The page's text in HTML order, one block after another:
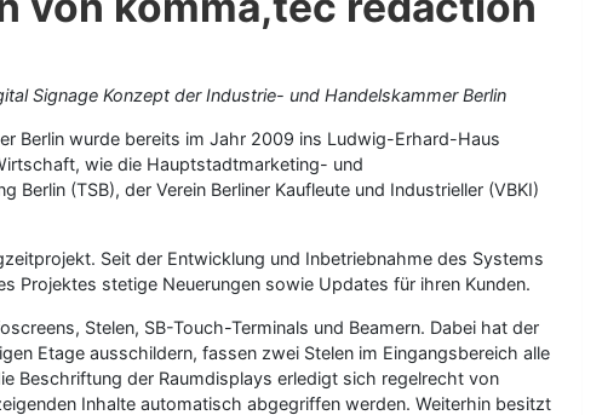
Signage Konzept der Industrie- und Handelskammer Berlin
Berlin wurde bereits im Jahr 2009 ins Ludwig-Erhard-Haus
wie die Hauptstadtmarketing- und
(TSB), der Verein Berliner Kaufleute und Industrieller (VBKI)
Seit der Entwicklung und Inbetriebnahme des Systems
Projektes stetige Neuerungen sowie Updates für ihren Kunden.
Stelen, SB-Touch-Terminals und Beamern. Dabei hat der
Etage ausschildern, fassen zwei Stelen im Eingangsbereich alle
Beschriftung der Raumdisplays erledigt sich regelrecht von
Inhalte automatisch abgegriffen werden. Weiterhin besitzt